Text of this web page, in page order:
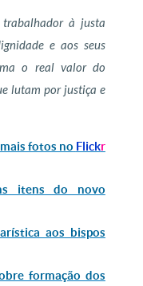
trabalhador à justa
e aos seus
o real valor do
lutam por justiça e
fotos no Flickr
itens do novo
aos bispos
formação dos